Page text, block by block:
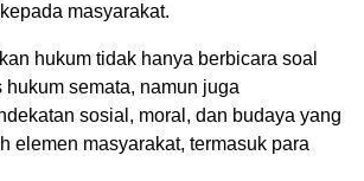
masyarakat.
hukum tidak hanya berbicara soal
hukum semata, namun juga
sosial, moral, dan budaya yang
elemen masyarakat, termasuk para